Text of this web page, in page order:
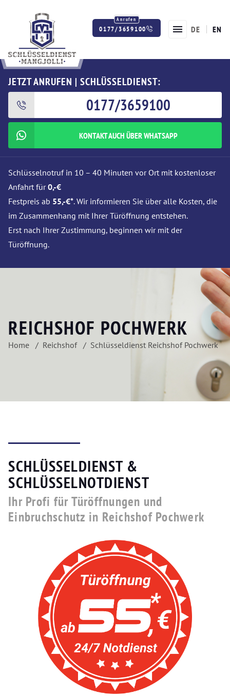
0177/3659100 DE EN
JETZT ANRUFEN | SCHLÜSSELDIENST:
0177/3659100
KONTAKT AUCH ÜBER WHATSAPP
Schlüsselnotruf in 10 – 40 Minuten vor Ort mit kostenloser
Anfahrt für0,-€
Festpreis ab 55,-€*. Wir informieren Sie über alle Kosten, die
im Zusammenhang mit Ihrer Türöffnung entstehen.
Erst nach Ihrer Zustimmung, beginnen wir mit der
Türöffnung.
REICHSHOF POCHWERK
Home Reichshof Schlüsseldienst Reichshof Pochwerk
SCHLÜSSELDIENST &
SCHLÜSSELNOTDIENST
Ihr Profi für Türöffnungen und
Einbruchschutz in Reichshof Pochwerk